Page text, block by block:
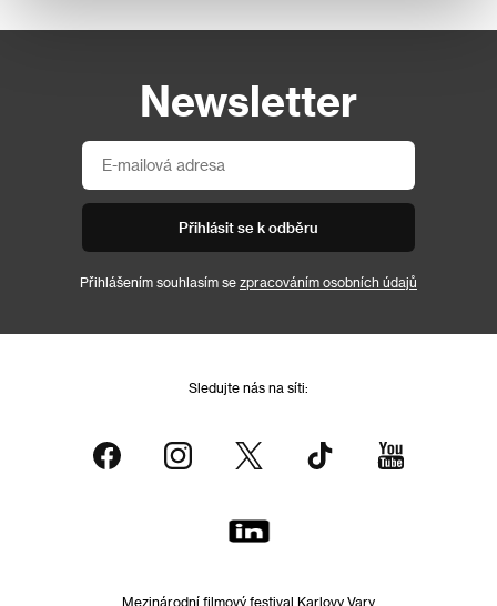
Newsletter
Přihlásit se k odběru
Přihlášením souhlasím se zpracováním osobních údajů
Sledujte nás na síti:
Mezinárodní filmový festival Karlovy Vary